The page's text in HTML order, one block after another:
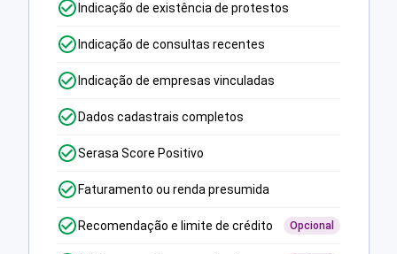
Indicação de existência de protestos
Indicação de consultas recentes
Indicação de empresas vinculadas
Dados cadastrais completos
Serasa Score Positivo
Faturamento ou renda presumida
Recomendação e limite de crédito Opcional